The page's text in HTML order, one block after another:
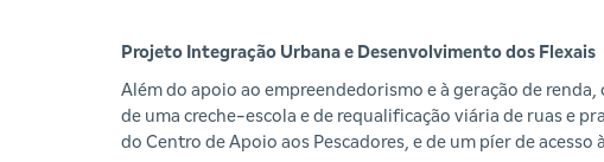
Projeto Integração Urbana e Desenvolvimento dos Flexais
Além do apoio ao empreendedorismo e à geração de
de uma creche-escola e de requalificação viária de ruas e
do Centro de Apoio aos Pescadores, e de um píer de acesso